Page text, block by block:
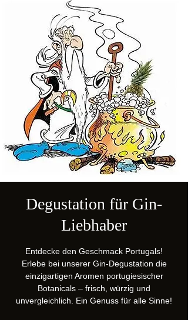
Degustation für Gin-
Liebhaber
Entdecke den Geschmack Portugals!
Erlebe bei unserer Gin-Degustation die
einzigartigen Aromen portugiesischer
Botanicals – frisch, würzig und
unvergleichlich. Ein Genuss für alle Sinne!